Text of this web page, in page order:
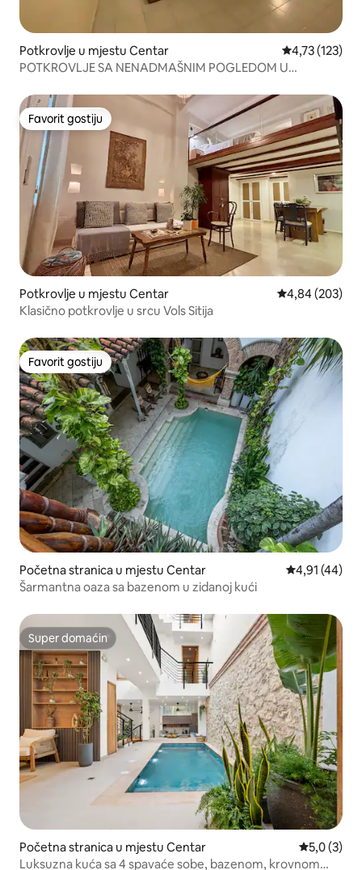
Potkrovlje u mjestu Centar prosječna
4,73 (123)
POTKROVLJE SA NENADMAŠNIM POGLEDOM U
Favorit gostiju
Favorit gostiju
Potkrovlje u mjestu Centar prosječna
4,84 (203)
Klasično potkrovlje u srcu Vols Sitija
Favorit gostiju
Favorit gostiju
Početna stranica u mjestu Centar prosječna
4,91 (44)
Šarmantna oaza sa bazenom u zidanoj kući
Super domaćin
Super domaćin
Početna stranica u mjestu Centar prosječna
5,0 (3)
Luksuzna kuća sa 4 spavaće sobe, bazenom, krovnom